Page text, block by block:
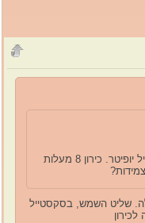
לי יש מרס בתאומים בסקסטייל יופיטר. כירון 8 מעלות
שליט השמש, בסקסטייל